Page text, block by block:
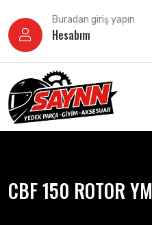
atla
Buradan giriş yapın
Hesabım
CBF 150 ROTOR YM